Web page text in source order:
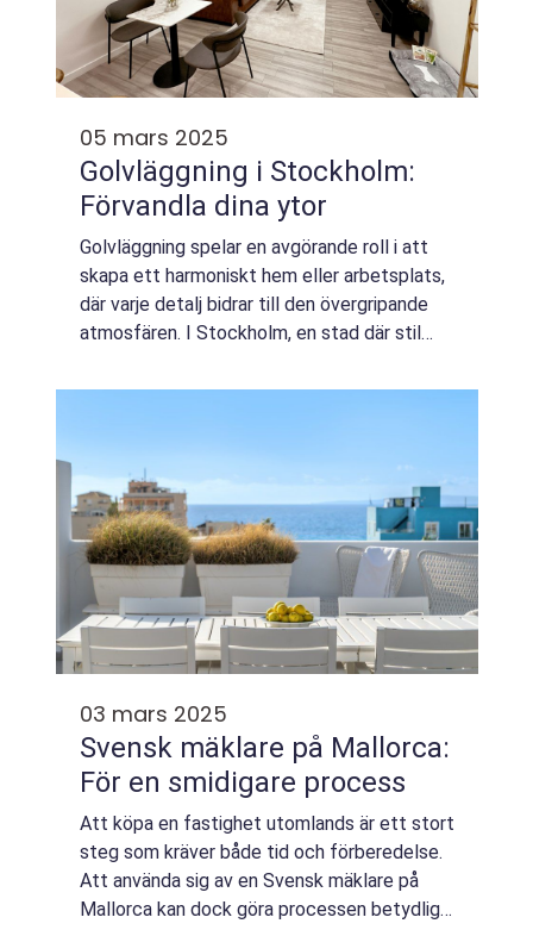
05 mars 2025
Golvläggning i Stockholm:
Förvandla dina ytor
Golvläggning spelar en avgörande roll i att
skapa ett harmoniskt hem eller arbetsplats,
där varje detalj bidrar till den övergripande
atmosfären. I Stockholm, en stad där stil
03 mars 2025
Svensk mäklare på Mallorca:
För en smidigare process
Att köpa en fastighet utomlands är ett stort
steg som kräver både tid och förberedelse.
Att använda sig av en Svensk mäklare på
Mallorca kan dock göra processen betydligt